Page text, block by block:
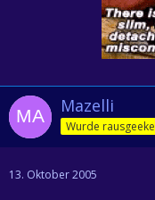
Mazelli
Wurde
13. Oktober 2005